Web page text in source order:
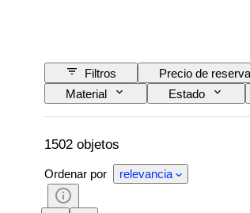
Filtros Precio de reserva
Material
Estado
Montura del objetivo
1502 objetos
Ordenar por relevancia